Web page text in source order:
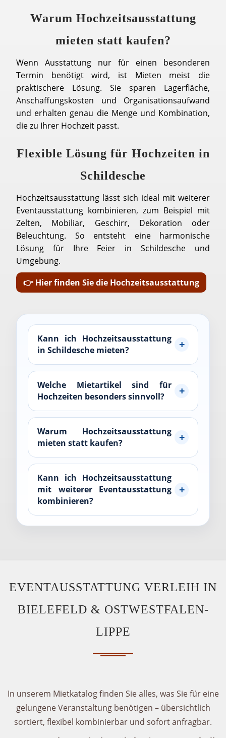
Warum Hochzeitsausstattung
mieten statt kaufen?
Wenn Ausstattung nur für einen besonderen
Termin benötigt wird, ist Mieten meist die
praktischere Lösung. Sie sparen Lagerfläche,
Anschaffungskosten und Organisationsaufwand
und erhalten genau die Menge und Kombination,
die zu Ihrer Hochzeit passt.
Flexible Lösung für Hochzeiten in
Schildesche
Hochzeitsausstattung lässt sich ideal mit weiterer
Eventausstattung kombinieren, zum Beispiel mit
Zelten, Mobiliar, Geschirr, Dekoration oder
Beleuchtung. So entsteht eine harmonische
Lösung für Ihre Feier in Schildesche und
Umgebung.
👉 Hier finden Sie die Hochzeitsausstattung
Kann ich Hochzeitsausstattung
in Schildesche mieten?
Welche Mietartikel sind für
Hochzeiten besonders sinnvoll?
Warum Hochzeitsausstattung
mieten statt kaufen?
Kann ich Hochzeitsausstattung
mit weiterer Eventausstattung
kombinieren?
EVENTAUSSTATTUNG VERLEIH IN
BIELEFELD & OSTWESTFALEN-
LIPPE
In unserem Mietkatalog finden Sie alles, was Sie für eine
gelungene Veranstaltung benötigen – übersichtlich
sortiert, flexibel kombinierbar und sofort anfragbar.